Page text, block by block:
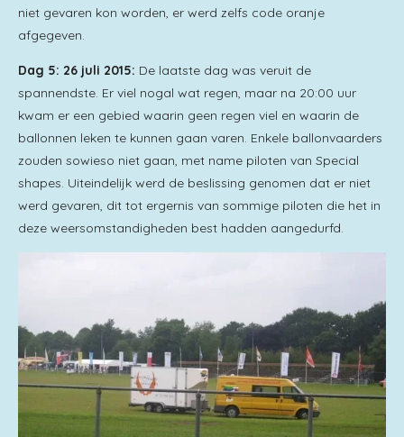
niet gevaren kon worden, er werd zelfs code oranje
afgegeven.
Dag 5: 26 juli 2015: De laatste dag was veruit de
spannendste. Er viel nogal wat regen, maar na 20:00 uur
kwam er een gebied waarin geen regen viel en waarin de
ballonnen leken te kunnen gaan varen. Enkele ballonvaarders
zouden sowieso niet gaan, met name piloten van Special
shapes. Uiteindelijk werd de beslissing genomen dat er niet
werd gevaren, dit tot ergernis van sommige piloten die het in
deze weersomstandigheden best hadden aangedurfd.